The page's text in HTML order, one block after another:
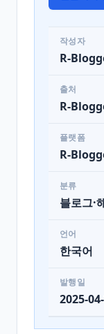
작성자
R-
출처
R-
플랫폼
R-
분류
블로그·
언어
한국어
발행일
2025-